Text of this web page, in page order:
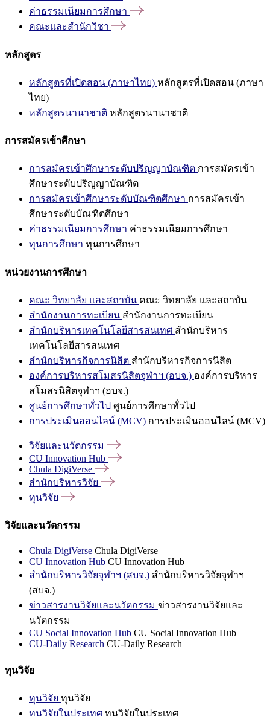
ค่าธรรมเนียมการศึกษา
คณะและสำนักวิชา
หลักสูตร
หลักสูตรที่เปิดสอน (ภาษาไทย) หลักสูตรที่เปิดสอน (ภาษา
ไทย)
หลักสูตรนานาชาติ หลักสูตรนานาชาติ
การสมัครเข้าศึกษา
การสมัครเข้าศึกษาระดับปริญญาบัณฑิต การสมัครเข้า
ศึกษาระดับปริญญาบัณฑิต
การสมัครเข้าศึกษาระดับบัณฑิตศึกษา การสมัครเข้า
ศึกษาระดับบัณฑิตศึกษา
ค่าธรรมเนียมการศึกษา ค่าธรรมเนียมการศึกษา
ทุนการศึกษา ทุนการศึกษา
หน่วยงานการศึกษา
คณะ วิทยาลัย และสถาบัน คณะ วิทยาลัย และสถาบัน
สำนักงานการทะเบียน สำนักงานการทะเบียน
สำนักบริหารเทคโนโลยีสารสนเทศ สำนักบริหาร
เทคโนโลยีสารสนเทศ
สำนักบริหารกิจการนิสิต สำนักบริหารกิจการนิสิต
องค์การบริหารสโมสรนิสิตจุฬาฯ (อบจ.) องค์การบริหาร
สโมสรนิสิตจุฬาฯ (อบจ.)
ศูนย์การศึกษาทั่วไป ศูนย์การศึกษาทั่วไป
การประเมินออนไลน์ (MCV) การประเมินออนไลน์ (MCV)
วิจัยและนวัตกรรม
CU Innovation Hub
Chula DigiVerse
สำนักบริหารวิจัย
ทุนวิจัย
วิจัยและนวัตกรรม
Chula DigiVerse Chula DigiVerse
CU Innovation Hub CU Innovation Hub
สำนักบริหารวิจัยจุฬาฯ (สบจ.) สำนักบริหารวิจัยจุฬาฯ
(สบจ.)
ข่าวสารงานวิจัยและนวัตกรรม ข่าวสารงานวิจัยและ
นวัตกรรม
CU Social Innovation Hub CU Social Innovation Hub
CU-Daily Research CU-Daily Research
ทุนวิจัย
ทุนวิจัย ทุนวิจัย
ทุนวิจัยในประเทศ ทุนวิจัยในประเทศ